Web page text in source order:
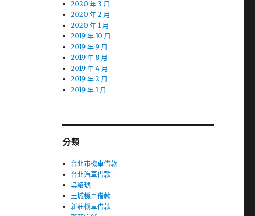
2020 年 3 月
2020 年 2 月
2020 年 1 月
2019 年 10 月
2019 年 9 月
2019 年 8 月
2019 年 4 月
2019 年 2 月
2019 年 1 月
分類
台北市機車借款
台北汽車借款
吳紹琥
土城機車借款
新莊機車借款